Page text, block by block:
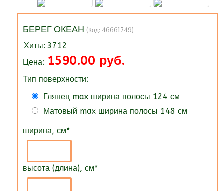
БЕРЕГ ОКЕАН (Код: 46661749)
Хиты: 3712
Цена: 1590.00 руб.
Тип поверхности:
Глянец max ширина полосы 124 см
Матовый max ширина полосы 148 см
ширина, см*
высота (длина), см*